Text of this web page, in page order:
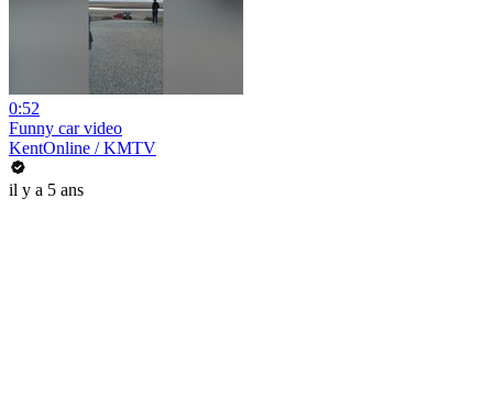
0:52
Funny car video
KentOnline / KMTV
il y a 5 ans